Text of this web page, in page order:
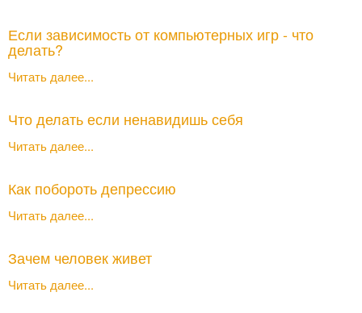
Если зависимость от компьютерных игр - что
делать?
Читать далее...
Что делать если ненавидишь себя
Читать далее...
Как побороть депрессию
Читать далее...
Зачем человек живет
Читать далее...